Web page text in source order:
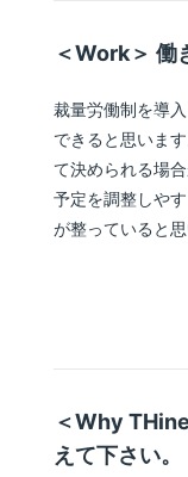
＜Work＞ 働
裁量労働制を導
できると思いま
て決められる場
予定を調整しや
が整っていると思
＜Why
えて下さい。